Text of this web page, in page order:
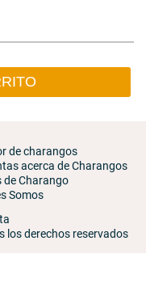
de charangos
acerca de Charangos
de Charango
Somos
los derechos reservados